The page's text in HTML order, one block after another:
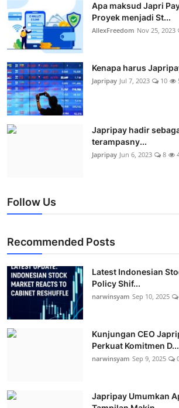
Apa maksud Japri
Proyek menjadi St...
AllexFreedom Nov 25, 2023
Kenapa harus
Japripay Jul 7, 2023 10
Japripay hadir
terampasny...
Japripay Jun 6, 2023 8
Follow Us
Recommended Posts
Latest Indonesian
Policy Shif...
narwinsyam Sep 10, 2025
Kunjungan CEO
Perkuat Komitmen D...
narwinsyam Sep 9, 2025
Japripay Umumkan